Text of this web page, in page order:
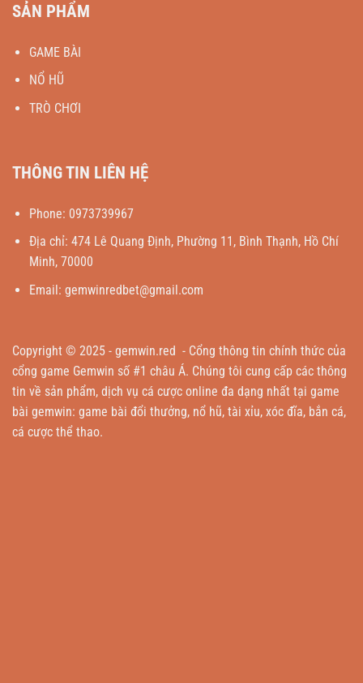
SẢN PHẨM
GAME BÀI
NỔ HŨ
TRÒ CHƠI
THÔNG TIN LIÊN HỆ
Phone: 0973739967
Địa chỉ: 474 Lê Quang Định, Phường 11, Bình Thạnh, Hồ Chí
Minh, 70000
Email: gemwinredbet@gmail.com
Copyright © 2025 - gemwin.red - Cổng thông tin chính thức của
cổng game Gemwin số #1 châu Á. Chúng tôi cung cấp các thông
tin về sản phẩm, dịch vụ cá cược online đa dạng nhất tại game
bài gemwin: game bài đổi thưởng, nổ hũ, tài xỉu, xóc đĩa, bắn cá,
cá cược thể thao.